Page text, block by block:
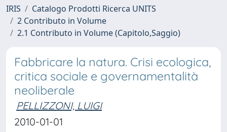
IRIS
Catalogo Prodotti Ricerca UNITS
2 Contributo in Volume
2.1 Contributo in Volume (Capitolo,Saggio)
Fabbricare la natura. Crisi ecologica,
critica sociale e governamentalità
neoliberale
PELLIZZONI, LUIGI
2010-01-01